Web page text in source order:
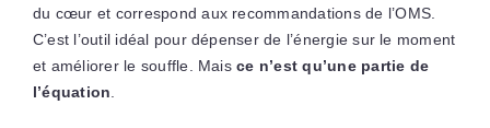
du cœur et correspond aux recommandations de l’OMS.
C’est l’outil idéal pour dépenser de l’énergie sur le moment
et améliorer le souffle. Maisce n’est qu’une partie de
l’équation